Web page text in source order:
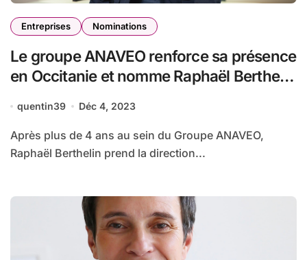
Entreprises Nominations
Le groupe ANAVEO renforce sa présence
en Occitanie et nomme Raphaël Berthelin
quentin39 Déc 4, 2023
Après plus de 4 ans au sein du Groupe ANAVEO,
Raphaël Berthelin prend la direction...